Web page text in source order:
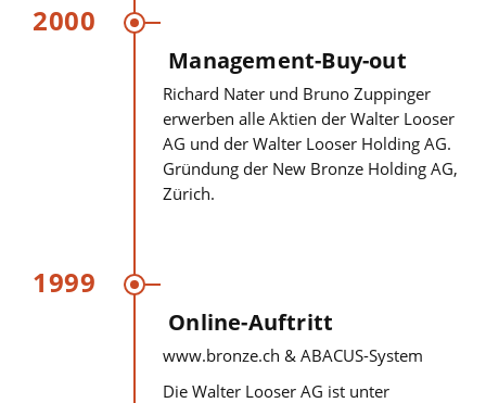
2000
Management-Buy-out
Richard Nater und Bruno Zuppinger
erwerben alle Aktien der Walter Looser
AG und der Walter Looser Holding AG.
Gründung der New Bronze Holding AG,
Zürich.
1999
Online-Auftritt
www.bronze.ch & ABACUS-System
Die Walter Looser AG ist unter